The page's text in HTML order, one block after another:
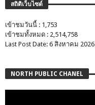
สถิติเว็บไซต์
เข้าชมวันนี้ : 1,753
เข้าชมทั้งหมด : 2,514,758
Last Post Date: 6 สิงหาคม 2026
NORTH PUBLIC CHANEL